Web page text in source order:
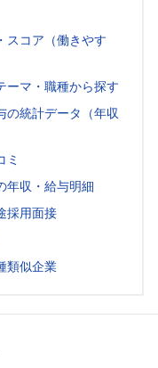
スコア（働きやす
ーマ・職種から探す
の統計データ（年収
ミ
年収・給与明細
採用面接
類似企業